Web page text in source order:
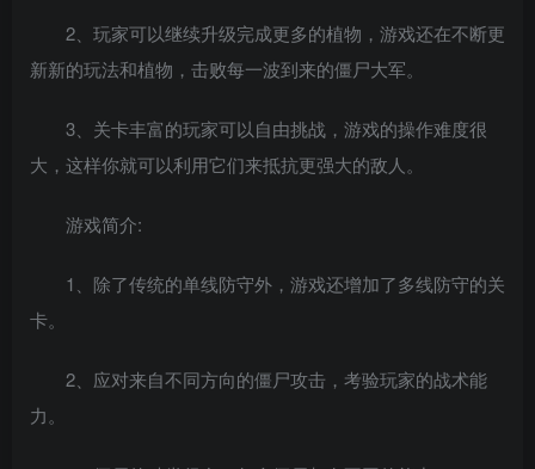
2、玩家可以继续升级完成更多的植物，游戏还在不断更
新新的玩法和植物，击败每一波到来的僵尸大军。
3、关卡丰富的玩家可以自由挑战，游戏的操作难度很
大，这样你就可以利用它们来抵抗更强大的敌人。
游戏简介:
1、除了传统的单线防守外，游戏还增加了多线防守的关
卡。
2、应对来自不同方向的僵尸攻击，考验玩家的战术能
力。